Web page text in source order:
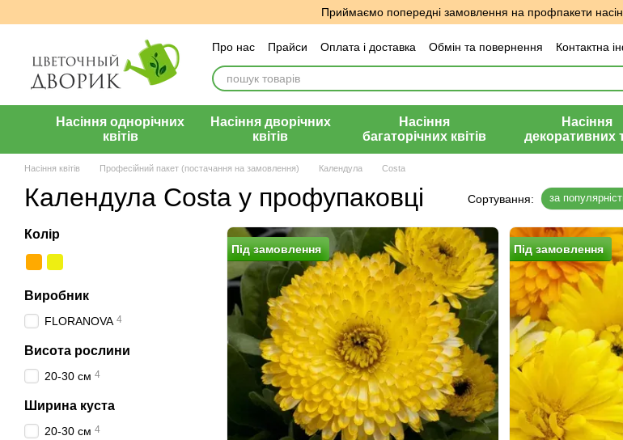
Приймаємо попередні замовлення на профпакети
Про нас Прайси Оплата і доставка Обмін та повернення Контактна
Угода користувача
Відгуки про магазин
Насіння однорічних
квітів
Насіння дворічних
квітів
Насіння
багаторічних квітів
Насіння
декоративних
Насіння квітів Професійний пакет (постачання на замовлення) Календула Costa
Календула Costa у профупаковці Сортування: за
Пiд замовлення Пiд замовлення
Колір
Виробник
FLORANOVA 4
Висота рослини
20-30 см 4
Ширина куста
20-30 см 4